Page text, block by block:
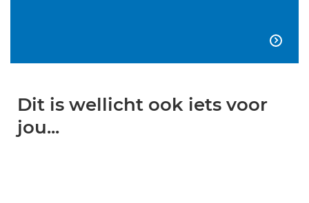

Dit is wellicht ook iets voor
jou...